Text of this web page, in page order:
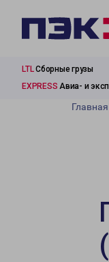
LTLСборные грузы
EXPRESS Авиа- и
Главная